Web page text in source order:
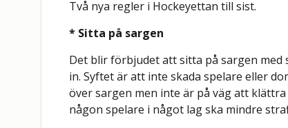
Två nya regler i Hockeyettan till sist.
* Sitta på sargen
Det blir förbjudet att sitta på sargen
in. Syftet är att inte skada spelare eller
över sargen men inte är på väg att
någon spelare i något lag ska mindre